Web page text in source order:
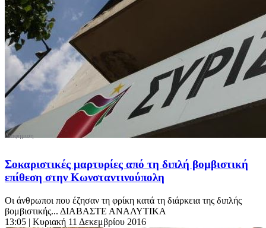
Σοκαριστικές μαρτυρίες από τη διπλή βομβιστική
επίθεση στην Κωνσταντινούπολη
Οι άνθρωποι που έζησαν τη φρίκη κατά τη διάρκεια της διπλής
βομβιστικής... ΔΙΑΒΑΣΤΕ ΑΝΑΛΥΤΙΚΑ
13:05 | Κυριακή 11 Δεκεμβρίου 2016